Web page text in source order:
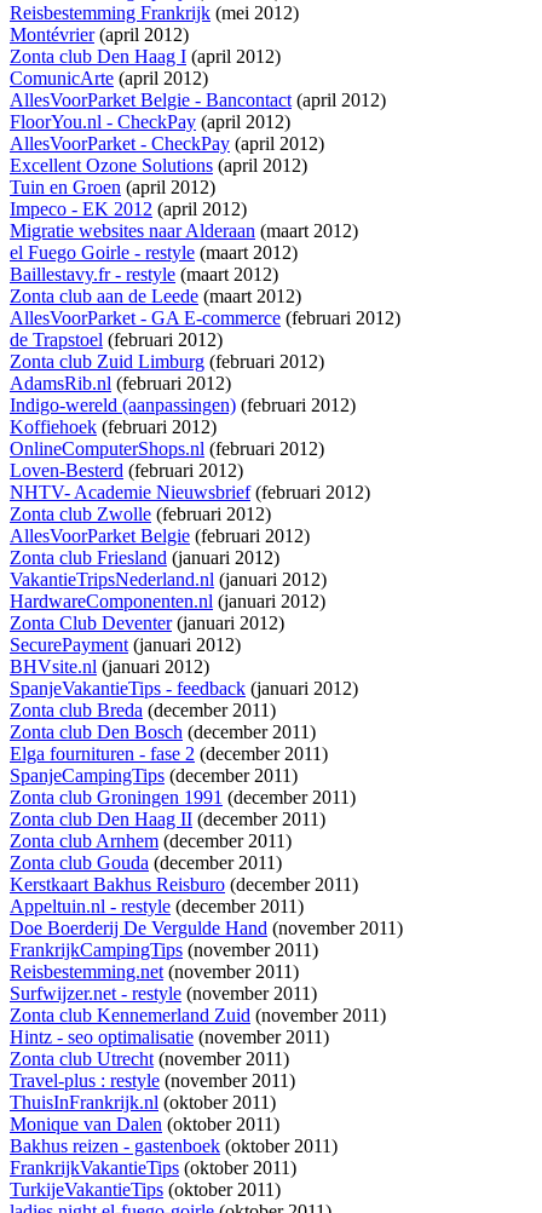
Reisbestemming Frankrijk (mei 2012)
Montévrier(april 2012)
Zonta club Den Haag I (april 2012)
ComunicArte (april 2012)
AllesVoorParket Belgie - Bancontact(april 2012)
FloorYou.nl - CheckPay (april 2012)
AllesVoorParket - CheckPay (april 2012)
Excellent Ozone Solutions (april 2012)
Tuin en Groen (april 2012)
Impeco - EK 2012 (april 2012)
Migratie websites naar Alderaan (maart 2012)
el Fuego Goirle - restyle (maart 2012)
Baillestavy.fr - restyle (maart 2012)
Zonta club aan de Leede (maart 2012)
AllesVoorParket - GA E-commerce (februari 2012)
de Trapstoel (februari 2012)
Zonta club Zuid Limburg (februari 2012)
AdamsRib.nl (februari 2012)
Indigo-wereld (aanpassingen) (februari 2012)
Koffiehoek (februari 2012)
OnlineComputerShops.nl (februari 2012)
Loven-Besterd (februari 2012)
NHTV- Academie Nieuwsbrief(februari 2012)
Zonta club Zwolle (februari 2012)
AllesVoorParket Belgie (februari 2012)
Zonta club Friesland (januari 2012)
VakantieTripsNederland.nl (januari 2012)
HardwareComponenten.nl (januari 2012)
Zonta Club Deventer(januari 2012)
SecurePayment(januari 2012)
BHVsite.nl (januari 2012)
SpanjeVakantieTips - feedback (januari 2012)
Zonta club Breda (december 2011)
Zonta club Den Bosch (december 2011)
Elga fournituren - fase 2 (december 2011)
SpanjeCampingTips (december 2011)
Zonta club Groningen 1991 (december 2011)
Zonta club Den Haag II (december 2011)
Zonta club Arnhem (december 2011)
Zonta club Gouda (december 2011)
Kerstkaart Bakhus Reisburo (december 2011)
Appeltuin.nl - restyle (december 2011)
Doe Boerderij De Vergulde Hand (november 2011)
FrankrijkCampingTips (november 2011)
Reisbestemming.net(november 2011)
Surfwijzer.net - restyle (november 2011)
Zonta club Kennemerland Zuid (november 2011)
Hintz - seo optimalisatie (november 2011)
Zonta club Utrecht(november 2011)
Travel-plus : restyle (november 2011)
ThuisInFrankrijk.nl (oktober 2011)
Monique van Dalen (oktober 2011)
Bakhus reizen - gastenboek (oktober 2011)
FrankrijkVakantieTips (oktober 2011)
TurkijeVakantieTips (oktober 2011)